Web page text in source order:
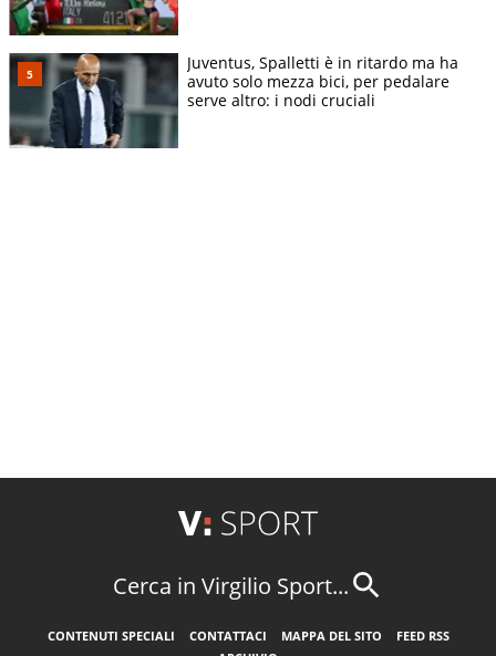
Juventus, Spalletti è in ritardo ma ha
avuto solo mezza bici, per pedalare
serve altro: i nodi cruciali
Cerca in Virgilio Sport...
CONTENUTI SPECIALI CONTATTACI MAPPA DEL SITO
FEED RSS